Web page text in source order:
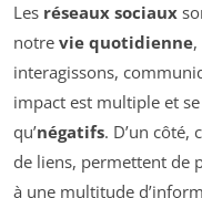
Les réseaux sociaux
notre vie quotidienne
interagissons,
impact est multiple et
qu’négatifs. D’un côté,
de liens, permettent de
à une multitude